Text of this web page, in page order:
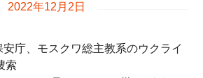
2022年12月2日
庁、モスクワ総主教系のウクライ
索